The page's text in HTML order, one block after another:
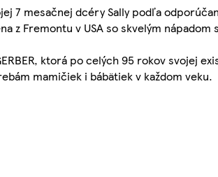
7 mesačnej dcéry Sally podľa
z Fremontu v USA so skvelým
ktorá po celých 95 rokov svojej
mamičiek i bábätiek v každom veku.